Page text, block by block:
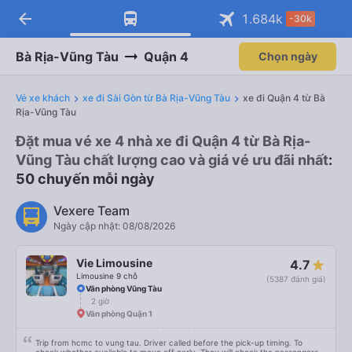
arrow_back 1.684k -30k
Bà Rịa-Vũng Tàu Quận 4 Chọn ngày
Vé xe khách xe đi Sài Gòn từ Bà Rịa-Vũng Tàu
xe đi Quận 4 từ Bà
Rịa-Vũng Tàu
Đặt mua vé xe 4 nhà xe đi Quận 4 từ Bà Rịa-
Vũng Tàu chất lượng cao và giá vé ưu đãi nhất:
50 chuyến mỗi ngày
Vexere Team
Ngày cập nhật: 08/08/2026
Vie Limousine
Limousine 9 chỗ
4.7
(5387 đánh giá)
Văn phòng Vũng Tàu
2 giờ
Văn phòng Quận 1
Trip from hcmc to vung tau. Driver called before the pick-up timing. To